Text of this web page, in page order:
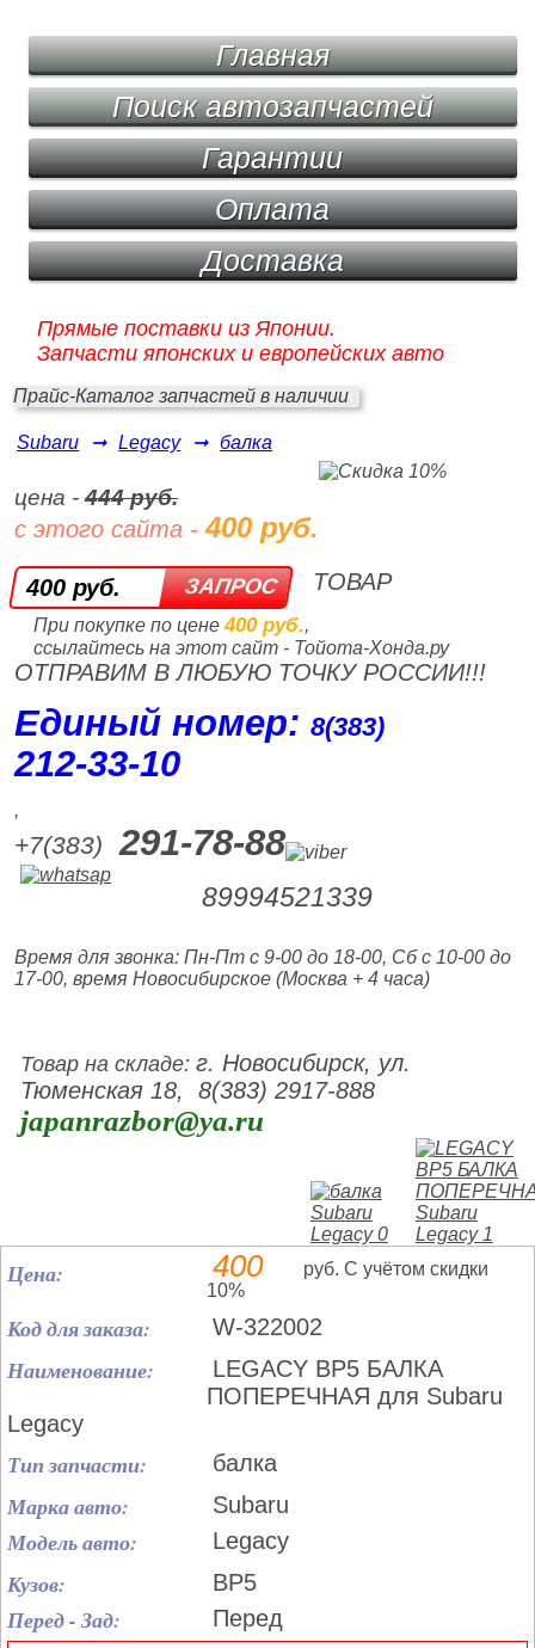
Главная
Поиск автозапчастей
Гарантии
Оплата
Доставка
Прямые поставки из Японии.
Запчасти японских и европейских авто
Прайс-Каталог запчастей в наличии
Subaru ➞ Legacy ➞ балка
цена -444 руб.
с этого сайта -400 руб.
400 руб.
При покупке по цене400 руб.,
ссылайтесь на этот сайт - Тойота-Хонда.ру
ТОВАР
ОТПРАВИМ В ЛЮБУЮ ТОЧКУ РОССИИ!!!
Единый номер:8(383)
212‑33‑10
,
+7(383) 291-78-88
89994521339
Время для звонка: Пн-Пт с 9-00 до 18-00, Сб с 10-00 до
17-00, время Новосибирское (Москва + 4 часа)
Товар на складе:г. Новосибирск, ул.
Тюменская 18, 8(383) 2917-888
japanrazbor@ya.ru
Цена: 400
руб. С учётом скидки
10%
Код для заказа: W-322002
Наименование:
LEGACY BP5 БАЛКА
ПОПЕРЕЧНАЯ для Subaru
Legacy
Тип запчасти: балка
Марка авто: Subaru
Модель авто: Legacy
Кузов: BP5
Перед - Зад: Перед